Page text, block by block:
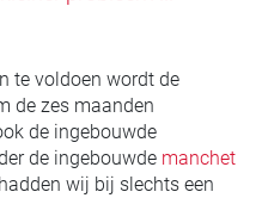
te voldoen wordt de
de zes maanden
de ingebouwde
de ingebouwde manchet
wij bij slechts een